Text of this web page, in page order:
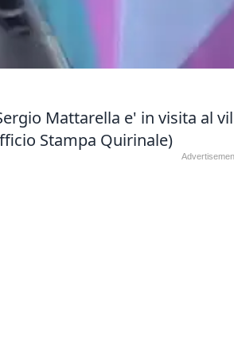
Mattarella e' in visita al
Stampa Quirinale)